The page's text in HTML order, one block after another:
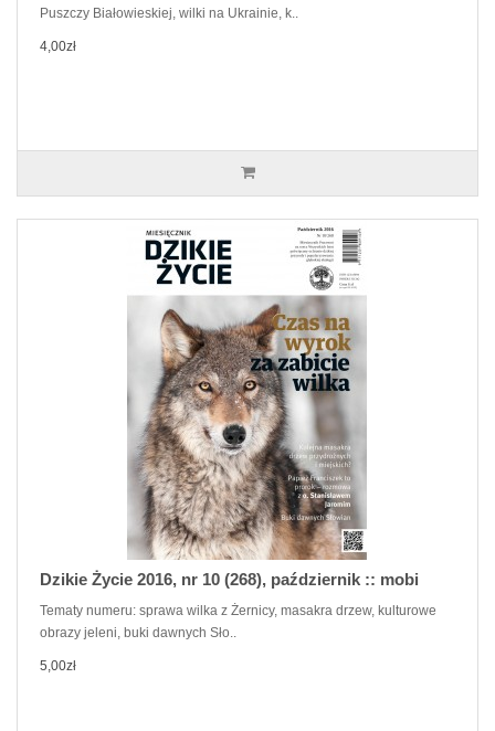
Puszczy Białowieskiej, wilki na Ukrainie, k..
4,00zł
Dzikie Życie 2016, nr 10 (268), październik :: mobi
Tematy numeru: sprawa wilka z Żernicy, masakra drzew, kulturowe
obrazy jeleni, buki dawnych Sło..
5,00zł